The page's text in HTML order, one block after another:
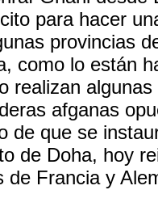
para hacer
provincias
como lo están
realizan
afganas
de que se
de Doha, hoy
de Francia y